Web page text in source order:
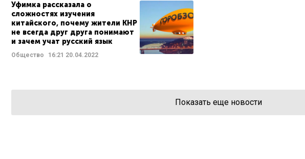
Уфимка рассказала о
сложностях изучения
китайского, почему жители КНР
не всегда друг друга понимают
и зачем учат русский язык
Общество 16:21 20.04.2022
Показать еще новости